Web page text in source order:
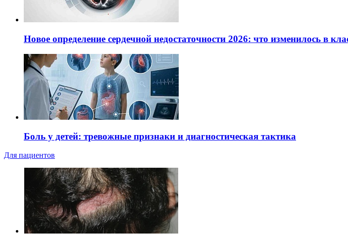
Новое определение сердечной недостаточности 2026: что изменилось в
Боль у детей: тревожные признаки и диагностическая тактика
Для пациентов